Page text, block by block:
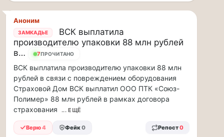
находится
на
жаре
не
более
минут
Для
людей
с
сердечно-
сосудистыми
заболеваниями
Аноним
ЗАМКАДЬЕ
ВСК выплатила
производителю упаковки 88 млн рублей
в…
7ПРОЧИТАНО
ВСК выплатила производителю упаковки 88 млн
рублей в связи с повреждением оборудования
Страховой Дом ВСК выплатил ООО ПТК «Союз-
Полимер» 88 млн рублей в рамках договора
страхования
... ЕЩЁ
Верю4 Фейк0 Репост0